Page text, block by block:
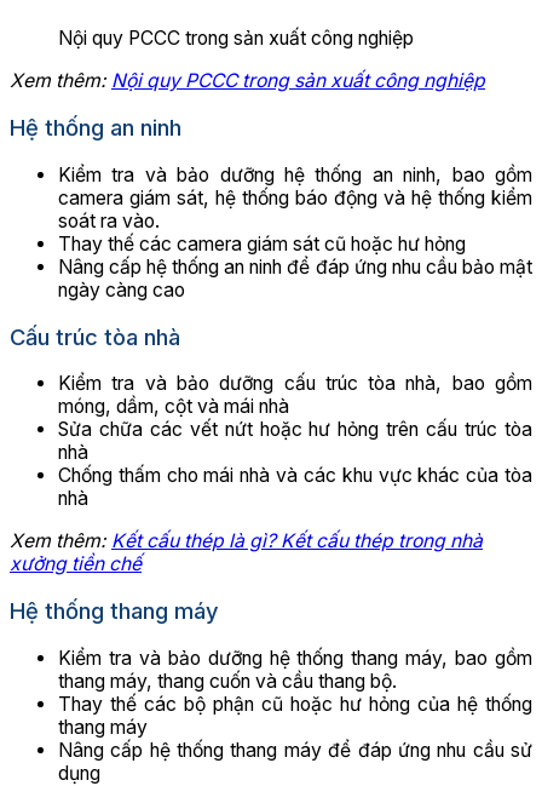
Nội quy PCCC trong sản xuất công nghiệp
Xem thêm: Nội quy PCCC trong sản xuất công nghiệp
Hệ thống an ninh
Kiểm tra và bảo dưỡng hệ thống an ninh, bao gồm
camera giám sát, hệ thống báo động và hệ thống kiểm
soát ra vào.
Thay thế các camera giám sát cũ hoặc hư hỏng
Nâng cấp hệ thống an ninh để đáp ứng nhu cầu bảo mật
ngày càng cao
Cấu trúc tòa nhà
Kiểm tra và bảo dưỡng cấu trúc tòa nhà, bao gồm
móng, dầm, cột và mái nhà
Sửa chữa các vết nứt hoặc hư hỏng trên cấu trúc tòa
nhà
Chống thấm cho mái nhà và các khu vực khác của tòa
nhà
Xem thêm: Kết cấu thép là gì? Kết cấu thép trong nhà
xưởng tiền chế
Hệ thống thang máy
Kiểm tra và bảo dưỡng hệ thống thang máy, bao gồm
thang máy, thang cuốn và cầu thang bộ.
Thay thế các bộ phận cũ hoặc hư hỏng của hệ thống
thang máy
Nâng cấp hệ thống thang máy để đáp ứng nhu cầu sử
dụng